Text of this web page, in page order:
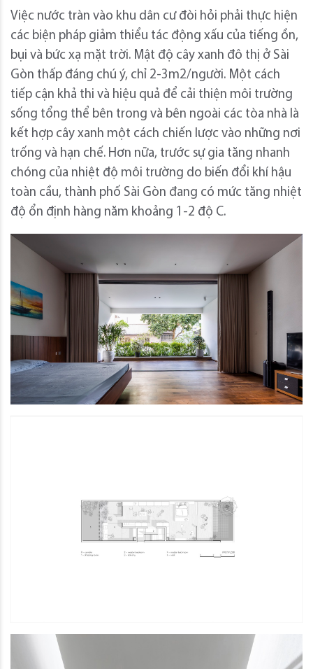
Việc nước tràn vào khu dân cư đòi hỏi phải thực hiện
các biện pháp giảm thiểu tác động xấu của tiếng ồn,
bụi và bức xạ mặt trời. Mật độ cây xanh đô thị ở Sài
Gòn thấp đáng chú ý, chỉ 2-3m2/người. Một cách
tiếp cận khả thi và hiệu quả để cải thiện môi trường
sống tổng thể bên trong và bên ngoài các tòa nhà là
kết hợp cây xanh một cách chiến lược vào những nơi
trống và hạn chế. Hơn nữa, trước sự gia tăng nhanh
chóng của nhiệt độ môi trường do biến đổi khí hậu
toàn cầu, thành phố Sài Gòn đang có mức tăng nhiệt
độ ổn định hàng năm khoảng 1-2 độ C.